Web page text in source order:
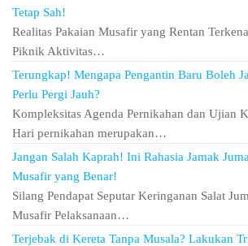
Tetap Sah!
Realitas Pakaian Musafir yang Rentan
Piknik Aktivitas…
Terungkap! Mengapa Pengantin Baru Boleh
Perlu Pergi Jauh?
Kompleksitas Agenda Pernikahan dan Ujian
Hari pernikahan merupakan…
Jangan Salah Kaprah! Ini Rahasia Jamak
Musafir yang Benar!
Silang Pendapat Seputar Keringanan Salat
Musafir Pelaksanaan…
Terjebak di Kereta Tanpa Musala? Lakukan